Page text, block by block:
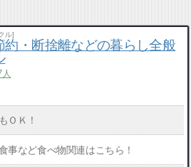
ル]
約・断捨離などの暮らし全般
ＯＫ！
事など食べ物関連はこちら！